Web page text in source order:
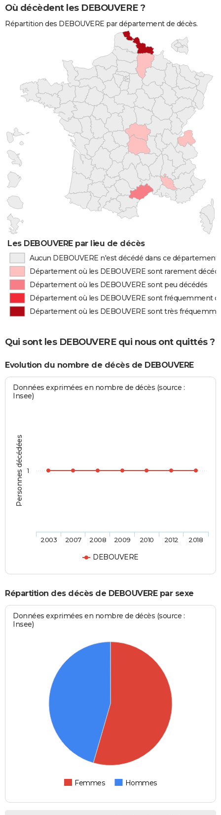
Où décèdent les DEBOUVERE ?
Répartition des DEBOUVERE par département de décès.
Les DEBOUVERE par lieu de décès
Aucun DEBOUVERE n'est décédé dans ce département
Département où les DEBOUVERE sont rarement
Département où les DEBOUVERE sont peu décédés
Département où les DEBOUVERE sont fréquemment
Département où les DEBOUVERE sont très
Qui sont les DEBOUVERE qui nous ont quittés ?
Evolution du nombre de décès de DEBOUVERE
Personnes décédées
Données exprimées en nombre de décès (source :
Insee)
DEBOUVERE
2003 2007 2008 2009 2010 2012 2018
1
Répartition des décès de DEBOUVERE par sexe
Données exprimées en nombre de décès (source :
Insee)
Femmes Hommes